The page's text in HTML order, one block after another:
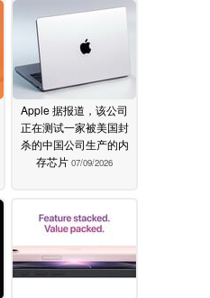
Apple 据报道，该公司
正在测试一家被美国封
杀的中国公司生产的内
存芯片 07/09/2026